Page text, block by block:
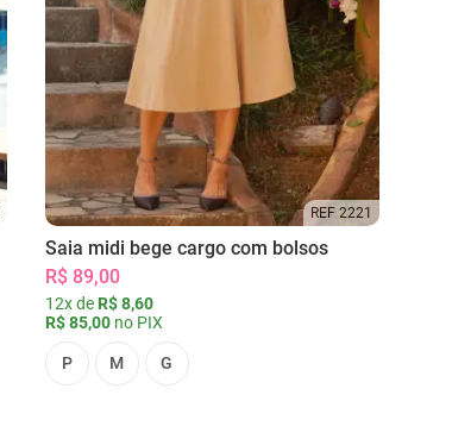
REF 2221
Saia midi bege cargo com bolsos
R$ 89,00
12x de R$ 8,60
R$ 85,00no PIX
P M G